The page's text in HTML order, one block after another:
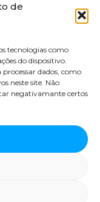
de
tecnologias como
do dispositivo.
dados, como
neste site. Não
negativamante certos
45